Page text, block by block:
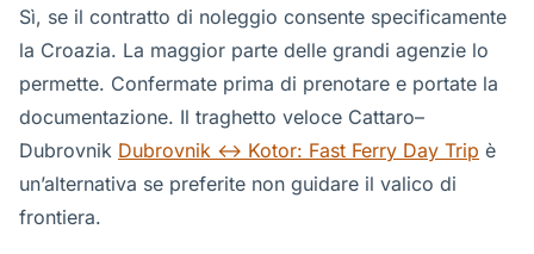
Sì, se il contratto di noleggio consente specificamente
la Croazia. La maggior parte delle grandi agenzie lo
permette. Confermate prima di prenotare e portate la
documentazione. Il traghetto veloce Cattaro–
Dubrovnik Dubrovnik ↔ Kotor: Fast Ferry Day Trip è
un’alternativa se preferite non guidare il valico di
frontiera.